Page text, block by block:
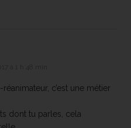
c’est une métier
dont tu parles, cela